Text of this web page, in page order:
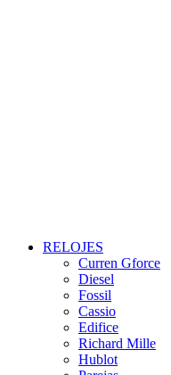
RELOJES
Curren Gforce
Diesel
Fossil
Cassio
Edifice
Richard Mille
Hublot